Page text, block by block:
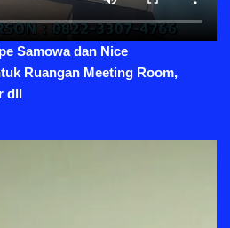
Samowa dan Nice
Ruangan Meeting Room,